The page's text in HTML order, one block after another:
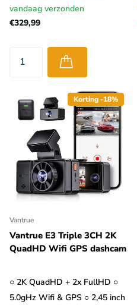
vandaag verzonden
€329,99
Korting -18%
Vantrue
Vantrue E3 Triple 3CH 2K
QuadHD Wifi GPS dashcam
○ 2K QuadHD + 2x FullHD ○
5.0gHz Wifi & GPS ○ 2,45 inch